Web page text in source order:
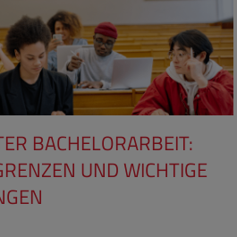
BACHELORARBEIT:
UND WICHTIGE